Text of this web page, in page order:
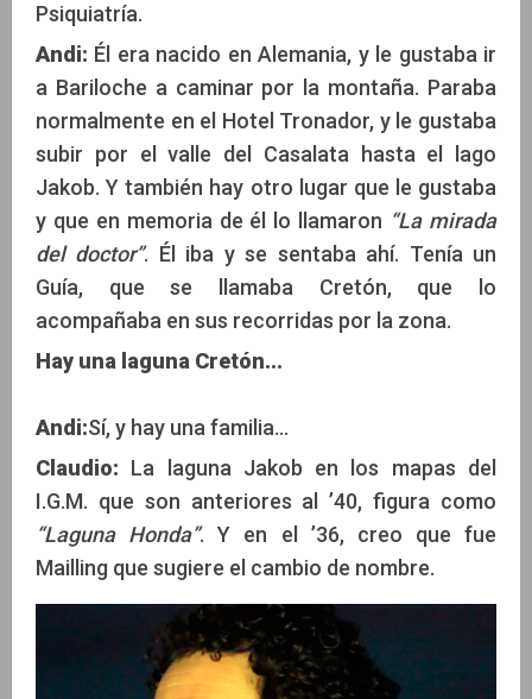
Psiquiatría.
Andi: Él era nacido en Alemania, y le gustaba ir
a Bariloche a caminar por la montaña. Paraba
normalmente en el Hotel Tronador, y le gustaba
subir por el valle del Casalata hasta el lago
Jakob. Y también hay otro lugar que le gustaba
y que en memoria de él lo llamaron “La mirada
del doctor”. Él iba y se sentaba ahí. Tenía un
Guía, que se llamaba Cretón, que lo
acompañaba en sus recorridas por la zona.
Hay una laguna Cretón...
Andi:Sí, y hay una familia...
Claudio: La laguna Jakob en los mapas del
I.G.M. que son anteriores al ’40, figura como
“Laguna Honda”. Y en el ’36, creo que fue
Mailling que sugiere el cambio de nombre.